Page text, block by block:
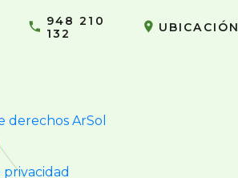
948 210
132
UBICACIÓN
derechos ArSol